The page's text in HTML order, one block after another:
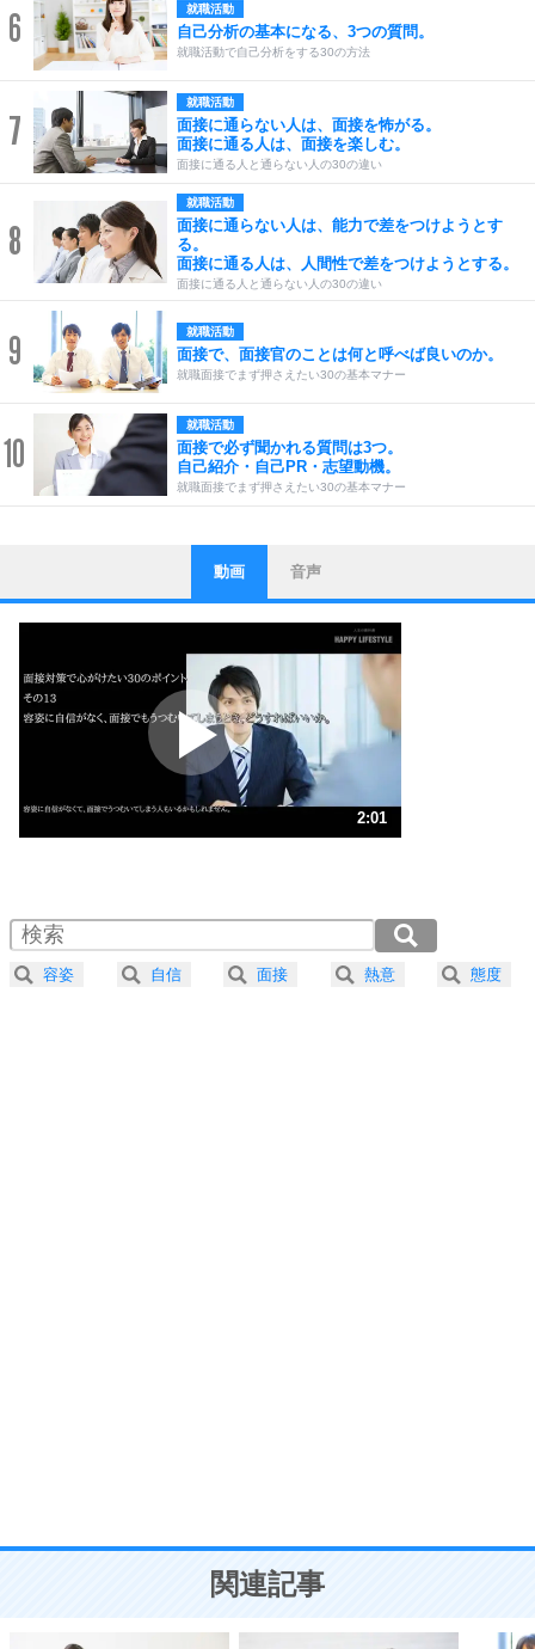
6 就職活動
自己分析の基本になる、3つの質問。
就職活動で自己分析をする30の方法
7
就職活動
面接に通らない人は、面接を怖がる。
面接に通る人は、面接を楽しむ。
面接に通る人と通らない人の30の違い
8
就職活動
面接に通らない人は、能力で差をつけようとす
る。
面接に通る人は、人間性で差をつけようとする。
面接に通る人と通らない人の30の違い
9 就職活動
面接で、面接官のことは何と呼べば良いのか。
就職面接でまず押さえたい30の基本マナー
10
就職活動
面接で必ず聞かれる質問は3つ。
自己紹介・自己PR・志望動機。
就職面接でまず押さえたい30の基本マナー
1
ストレス対策
他人と比べない。
いっそのこと、他人を見ない。
いらいらしない人になる30の方法
プラス思考
ポジティブになれない原因は、行動しないから。
ポジティブ思考になる30の方法
ストレス対策
人生、なんとかなるもの。
気楽に生きる30の方法
4 器の大きい人は、怒りを優しさで表現する。
プラス思考
ことが大切。
動画 音声
2:01
2.0倍速 （238KB 1分0秒）
2.5倍速 （190KB 48秒）
3.0倍速 （159KB 40秒）
容姿 自信 面接 熱意 態度
関連記事